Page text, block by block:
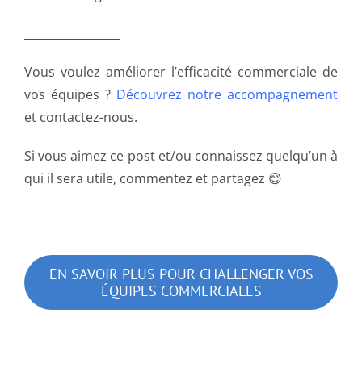
Vous voulez améliorer l’efficacité commerciale de
vos équipes ? Découvrez notre accompagnement
et contactez-nous.
Si vous aimez ce post et/ou connaissez quelqu’un à
qui il sera utile, commentez et partagez 😊
EN SAVOIR PLUS POUR CHALLENGER VOS
ÉQUIPES COMMERCIALES